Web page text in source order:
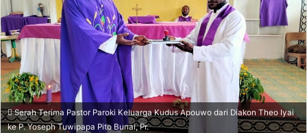
Serah Terima Pastor Paroki Keluarga Kudus Apouwo dari Diakon Theo Iyai
ke P. Yoseph Tuwipapa Pito Bunai, Pr.